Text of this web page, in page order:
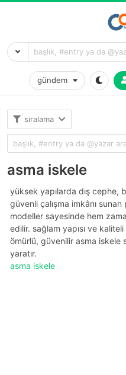
gündem
sıralama
asma iskele
yüksek yapılarda dış cephe,
güvenli çalışma imkânı
modeller sayesinde hem
edilir. sağlam yapısı ve
ömürlü, güvenilir asma iskele
yaratır.
asma iskele